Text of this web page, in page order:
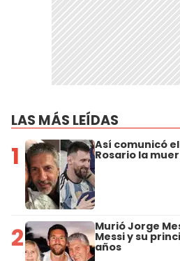
LAS MÁS LEÍDAS
1 Así comunicó
Rosario la
2 Murió Jorge
Messi y su
años